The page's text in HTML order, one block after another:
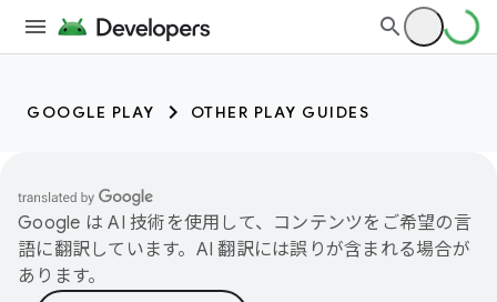
GOOGLE PLAY OTHER PLAY GUIDES
Google は AI 技術を使用して、コンテンツをご希望の言
語に翻訳しています。AI 翻訳には誤りが含まれる場合が
あります。